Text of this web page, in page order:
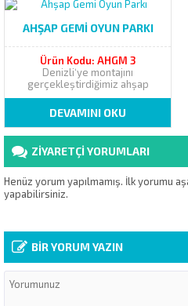
AHŞAP GEMI OYUN PARKI
Ürün Kodu: AHGM 3
Denizli‘ye montajını
gerçekleştirdiğimiz ahşap
plastik gemi temalı oyun parkı
ile ilgili görseller ektedir. Ahşap
gemi oyun parkı ile ilgili
detaylar yazımızda. AHŞAP
GEMİ OYUN PARKI Teslimatını
gerçekleştirdiğimiz ahşap gemi
oyun parkında kullanılan
taşıyıcılar 1. sınıf ithal Sibirya
çamından imal edilmiştir....
DEVAMINI OKU
ZİYARETÇİ YORUMLARI
Henüz yorum yapılmamış. İlk yorumu
yapabilirsiniz.
BİR YORUM YAZIN